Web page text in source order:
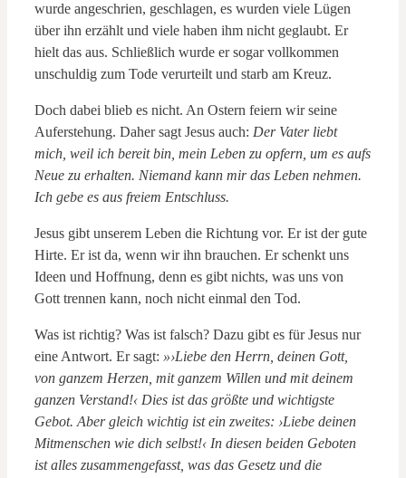
wurde angeschrien, geschlagen, es wurden viele Lügen
über ihn erzählt und viele haben ihm nicht geglaubt. Er
hielt das aus. Schließlich wurde er sogar vollkommen
unschuldig zum Tode verurteilt und starb am Kreuz.
Doch dabei blieb es nicht. An Ostern feiern wir seine
Auferstehung. Daher sagt Jesus auch: Der Vater liebt
mich, weil ich bereit bin, mein Leben zu opfern, um es aufs
Neue zu erhalten. Niemand kann mir das Leben nehmen.
Ich gebe es aus freiem Entschluss.
Jesus gibt unserem Leben die Richtung vor. Er ist der gute
Hirte. Er ist da, wenn wir ihn brauchen. Er schenkt uns
Ideen und Hoffnung, denn es gibt nichts, was uns von
Gott trennen kann, noch nicht einmal den Tod.
Was ist richtig? Was ist falsch? Dazu gibt es für Jesus nur
eine Antwort. Er sagt: »›Liebe den Herrn, deinen Gott,
von ganzem Herzen, mit ganzem Willen und mit deinem
ganzen Verstand!‹ Dies ist das größte und wichtigste
Gebot. Aber gleich wichtig ist ein zweites: ›Liebe deinen
Mitmenschen wie dich selbst!‹ In diesen beiden Geboten
ist alles zusammengefasst, was das Gesetz und die